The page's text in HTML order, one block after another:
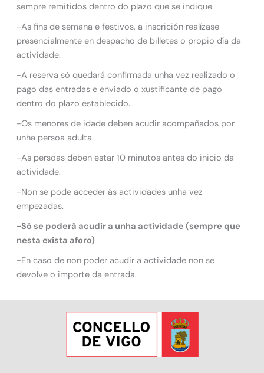
sempre remitidos dentro do plazo que se indique.
-As fins de semana e festivos, a inscrición realízase
presencialmente en despacho de billetes o propio día da
actividade.
-A reserva só quedará confirmada unha vez realizado o
pago das entradas e enviado o xustificante de pago
dentro do plazo establecido.
-Os menores de idade deben acudir acompañados por
unha persoa adulta.
-As persoas deben estar 10 minutos antes do inicio da
actividade.
-Non se pode acceder ás actividades unha vez
empezadas.
-Só se poderá acudir a unha actividade (sempre que
nesta exista aforo)
-En caso de non poder acudir a actividade non se
devolve o importe da entrada.